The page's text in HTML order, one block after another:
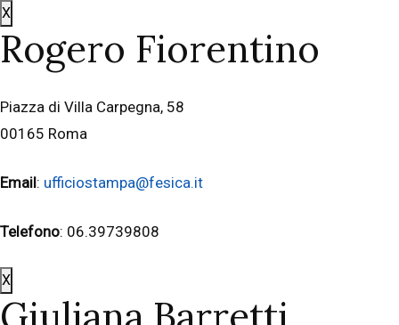
X
Rogero Fiorentino
Piazza di Villa Carpegna, 58
00165 Roma
Email: ufficiostampa@fesica.it
Telefono: 06.39739808
X